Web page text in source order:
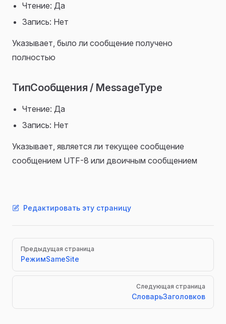
Чтение: Да
Запись: Нет
Указывает, было ли сообщение получено
полностью
ТипСообщения / MessageType
Чтение: Да
Запись: Нет
Указывает, является ли текущее сообщение
сообщением UTF-8 или двоичным сообщением
Редактировать эту страницу
Pager
Предыдущая страница
РежимSameSite
Следующая страница
СловарьЗаголовков